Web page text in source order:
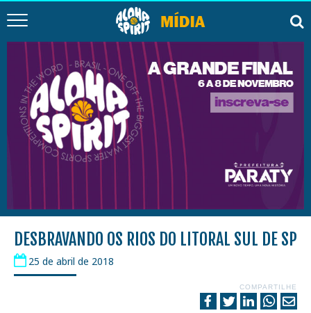
DESBRAVANDO OS RIOS DO LITORAL SUL DE SP
25 de abril de 2018
COMPARTILHE